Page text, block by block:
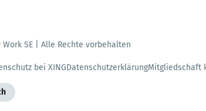
SE | Alle Rechte vorbehalten
bei XINGDatenschutzerklärungMitgliedschaft